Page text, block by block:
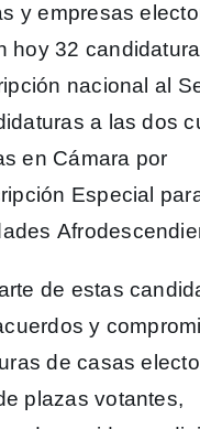
y empresas
hoy 32
nacional al
a las dos
en Cámara por
Especial
de estas
y
de casas
plazas votantes,